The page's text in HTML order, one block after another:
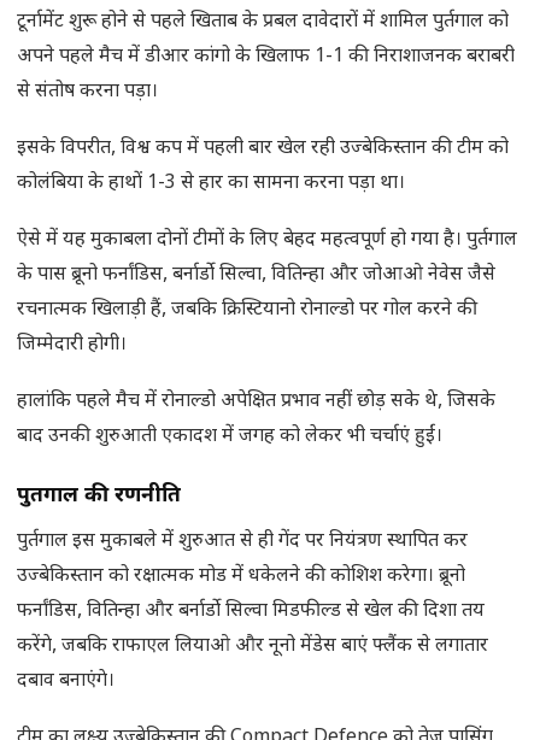
टूर्नामेंट शुरू होने से पहले खिताब के प्रबल दावेदारों में शामिल पुर्तगाल को
अपने पहले मैच में डीआर कांगो के खिलाफ 1-1 की निराशाजनक बराबरी
से संतोष करना पड़ा।
इसके विपरीत, विश्व कप में पहली बार खेल रही उज्बेकिस्तान की टीम को
कोलंबिया के हाथों 1-3 से हार का सामना करना पड़ा था।
ऐसे में यह मुकाबला दोनों टीमों के लिए बेहद महत्वपूर्ण हो गया है। पुर्तगाल
के पास ब्रूनो फर्नांडिस, बर्नार्डो सिल्वा, वितिन्हा और जोआओ नेवेस जैसे
रचनात्मक खिलाड़ी हैं, जबकि क्रिस्टियानो रोनाल्डो पर गोल करने की
जिम्मेदारी होगी।
हालांकि पहले मैच में रोनाल्डो अपेक्षित प्रभाव नहीं छोड़ सके थे, जिसके
बाद उनकी शुरुआती एकादश में जगह को लेकर भी चर्चाएं हुईं।
पुर्तगाल की रणनीति
पुर्तगाल इस मुकाबले में शुरुआत से ही गेंद पर नियंत्रण स्थापित कर
उज्बेकिस्तान को रक्षात्मक मोड में धकेलने की कोशिश करेगा। ब्रूनो
फर्नांडिस, वितिन्हा और बर्नार्डो सिल्वा मिडफील्ड से खेल की दिशा तय
करेंगे, जबकि राफाएल लियाओ और नूनो मेंडेस बाएं फ्लैंक से लगातार
दबाव बनाएंगे।